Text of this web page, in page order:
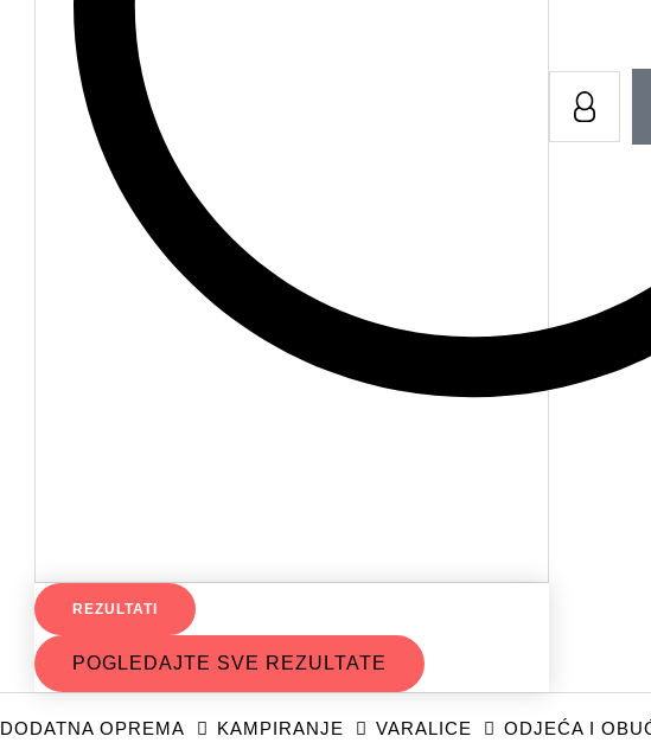
REZULTATI
POGLEDAJTE SVE REZULTATE
DODATNA OPREMA KAMPIRANJE VARALICE ODJEĆA I